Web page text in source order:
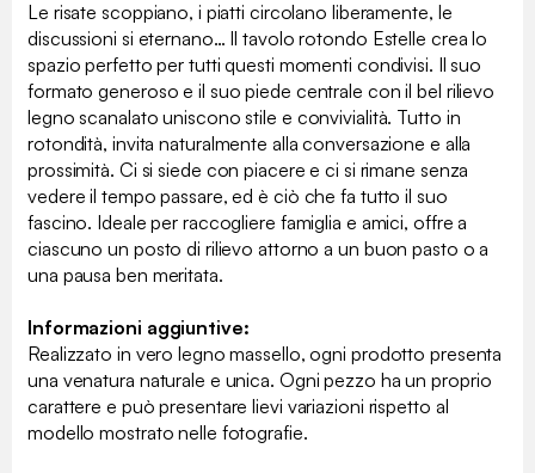
Le risate scoppiano, i piatti circolano liberamente, le
discussioni si eternano… Il tavolo rotondo Estelle crea lo
spazio perfetto per tutti questi momenti condivisi. Il suo
formato generoso e il suo piede centrale con il bel rilievo
legno scanalato uniscono stile e convivialità. Tutto in
rotondità, invita naturalmente alla conversazione e alla
prossimità. Ci si siede con piacere e ci si rimane senza
vedere il tempo passare, ed è ciò che fa tutto il suo
fascino. Ideale per raccogliere famiglia e amici, offre a
ciascuno un posto di rilievo attorno a un buon pasto o a
una pausa ben meritata.
Informazioni aggiuntive:
Realizzato in vero legno massello, ogni prodotto presenta
una venatura naturale e unica. Ogni pezzo ha un proprio
carattere e può presentare lievi variazioni rispetto al
modello mostrato nelle fotografie.